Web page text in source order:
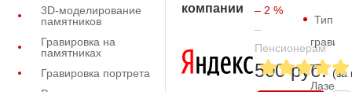
3D-моделирование
памятников
Гравировка на
памятниках
Гравировка портрета
компании
– 2 %
–
Пенсионерам
500 руб. (за
Тип
—